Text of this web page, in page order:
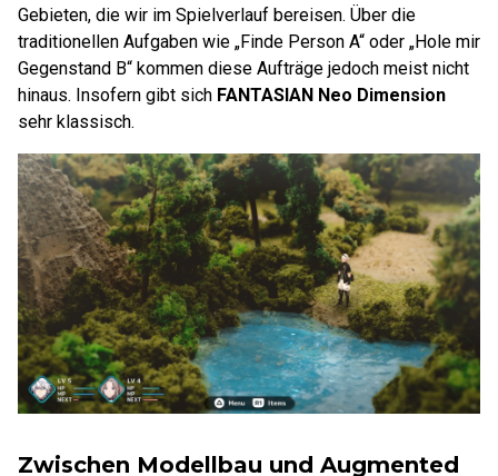
Gebieten, die wir im Spielverlauf bereisen. Über die
traditionellen Aufgaben wie „Finde Person A“ oder „Hole mir
Gegenstand B“ kommen diese Aufträge jedoch meist nicht
hinaus. Insofern gibt sich FANTASIAN Neo Dimension
sehr klassisch.
Zwischen Modellbau und Augmented